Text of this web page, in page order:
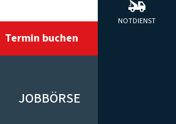
NOTDIENST
Termin buchen
JOBBÖRSE